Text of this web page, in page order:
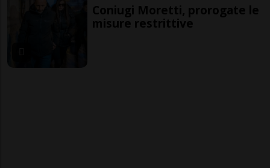
Coniugi Moretti, prorogate le
misure restrittive